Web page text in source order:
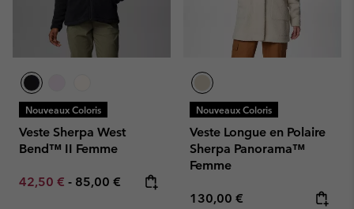
Nouveaux Coloris
Veste Sherpa West
Bend™ II Femme
Minimum sale price:
42,50 € - Maximum price:
85,00 €
Nouveaux Coloris
Veste Longue en Polaire
Sherpa Panorama™
Femme
Regular price:
130,00 €